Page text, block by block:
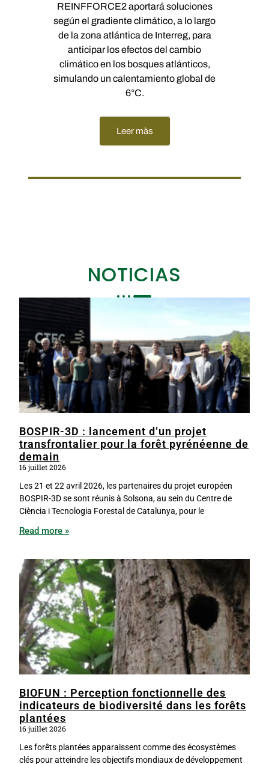
REINFFORCE2 aportará soluciones
según el gradiente climático, a lo largo
de la zona atlántica de Interreg, para
anticipar los efectos del cambio
climático en los bosques atlánticos,
simulando un calentamiento global de
6°C.
Leer màs
NOTICIAS
BOSPIR-3D : lancement d’un projet
transfrontalier pour la forêt pyrénéenne de
demain
16 juillet 2026
Les 21 et 22 avril 2026, les partenaires du projet européen
BOSPIR-3D se sont réunis à Solsona, au sein du Centre de
Ciència i Tecnologia Forestal de Catalunya, pour le
Read more »
BIOFUN : Perception fonctionnelle des
indicateurs de biodiversité dans les forêts
plantées
16 juillet 2026
Les forêts plantées apparaissent comme des écosystèmes
clés pour atteindre les objectifs mondiaux de développement